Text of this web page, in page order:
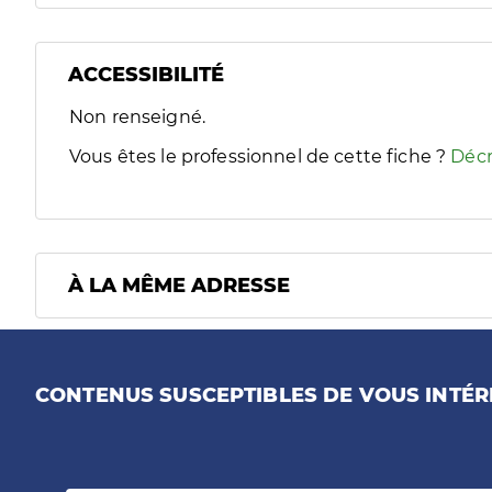
ACCESSIBILITÉ
Filtres
Sélectionnez un ou plusieurs handicaps/besoins
Non renseigné.
Vous êtes le professionnel de cette fiche ?
À LA MÊME ADRESSE
CONTENUS SUSCEPTIBLES DE VOUS